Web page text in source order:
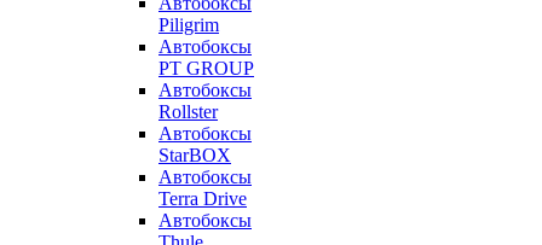
Piligrim
Автобоксы
PT GROUP
Автобоксы
Rollster
Автобоксы
StarBOX
Автобоксы
Terra Drive
Автобоксы